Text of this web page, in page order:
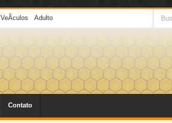
VeÃ­culos Adulto
Contato